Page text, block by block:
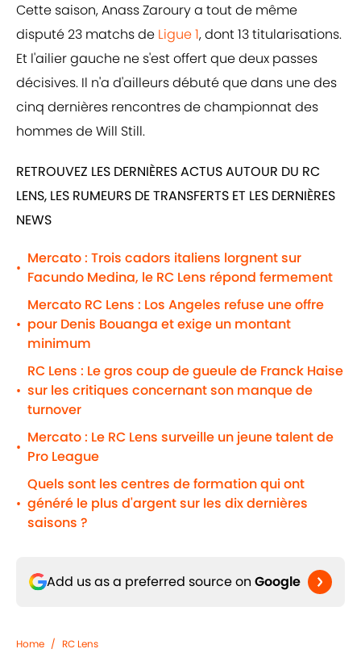
Cette saison, Anass Zaroury a tout de même
disputé 23 matchs de Ligue 1, dont 13 titularisations.
Et l'ailier gauche ne s'est offert que deux passes
décisives. Il n'a d'ailleurs débuté que dans une des
cinq dernières rencontres de championnat des
hommes de Will Still.
RETROUVEZ LES DERNIÈRES ACTUS AUTOUR DU RC
LENS, LES RUMEURS DE TRANSFERTS ET LES DERNIÈRES
NEWS
•
Mercato : Trois cadors italiens lorgnent sur
Facundo Medina, le RC Lens répond fermement
•
Mercato RC Lens : Los Angeles refuse une offre
pour Denis Bouanga et exige un montant
minimum
•
RC Lens : Le gros coup de gueule de Franck Haise
sur les critiques concernant son manque de
turnover
•
Mercato : Le RC Lens surveille un jeune talent de
Pro League
•
Quels sont les centres de formation qui ont
généré le plus d'argent sur les dix dernières
saisons ?
Add us as a preferred source on Google
Home / RC Lens